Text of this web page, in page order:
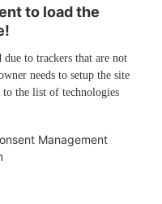
to load the
to trackers that are not
needs to setup the site
the list of technologies
Management